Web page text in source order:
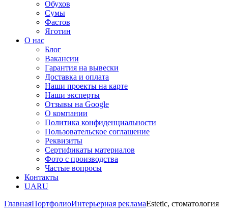
Обухов
Сумы
Фастов
Яготин
О нас
Блог
Вакансии
Гарантия на вывески
Доставка и оплата
Наши проекты на карте
Наши эксперты
Отзывы на Google
О компании
Политика конфиденциальности
Пользовательское соглашение
Реквизиты
Сертификаты материалов
Фото с производства
Частые вопросы
Контакты
UARU
ГлавнаяПортфолиоИнтерьерная рекламаEstetic, стоматология